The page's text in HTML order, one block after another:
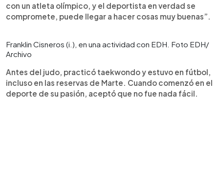
con un atleta olímpico, y el deportista en verdad se
compromete, puede llegar a hacer cosas muy buenas”.
Franklin Cisneros (i.), en una actividad con EDH. Foto EDH/
Archivo
Antes del judo, practicó taekwondo y estuvo en fútbol,
incluso en las reservas de Marte. Cuando comenzó en el
deporte de su pasión, aceptó que no fue nada fácil.